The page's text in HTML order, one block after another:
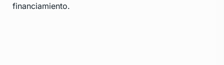
financiamiento.